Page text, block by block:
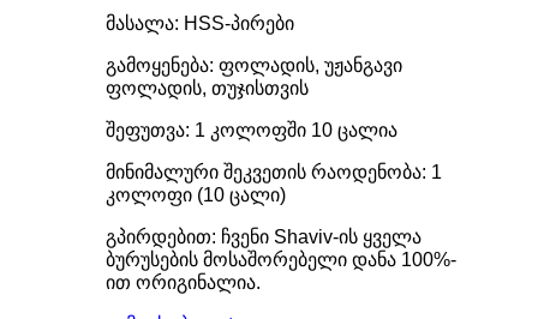
მასალა: HSS-პირები
გამოყენება: ფოლადის, უჟანგავი
ფოლადის, თუჯისთვის
შეფუთვა: 1 კოლოფში 10 ცალია
მინიმალური შეკვეთის რაოდენობა: 1
კოლოფი (10 ცალი)
გპირდებით: ჩვენი Shaviv-ის ყველა
ბურუსების მოსაშორებელი დანა 100%-
ით ორიგინალია.